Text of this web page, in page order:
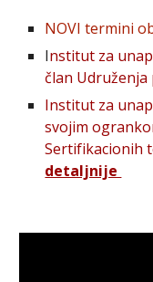
NOVI termini
Institut za
član Udruženja
Institut za
svojim
Sertifikacionih
detaljnije